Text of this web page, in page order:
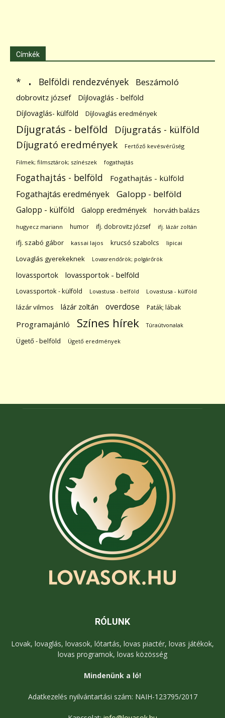
Címkék
* . Belföldi rendezvények Beszámoló
dobrovitz józsef
Díjlovaglás - belföld
Díjlovaglás- külföld
Díjlovaglás eredmények
Díjugratás - belföld Díjugratás - külföld
Díjugrató eredmények Fertőző kevésvérűség
Filmek; filmsztárok; színészek fogathajtás
Fogathajtás - belföld Fogathajtás - külföld
Fogathajtás eredmények Galopp - belföld
Galopp - külföld Galopp eredmények horváth balázs
hugyecz mariann humor ifj. dobrovitz józsef ifj. lázár zoltán
ifj. szabó gábor kassai lajos krucsó szabolcs lipicai
Lovaglás gyerekeknek Lovasrendőrök; polgárőrök
lovassportok lovassportok - belföld
Lovassportok - külföld Lovastusa - belföld Lovastusa - külföld
lázár vilmos lázár zoltán overdose Paták; lábak
Programajánló Színes hírek Túraútvonalak
Ügető - belföld Ügető eredmények
RÓLUNK
Lovak, lovaglás, lovasok, lótartás, lovas piactér, lovas játékok,
lovas programok, lovas közösség
Mindenünk a ló!
Adatkezelés nyilvántartási szám: NAIH-123795/2017